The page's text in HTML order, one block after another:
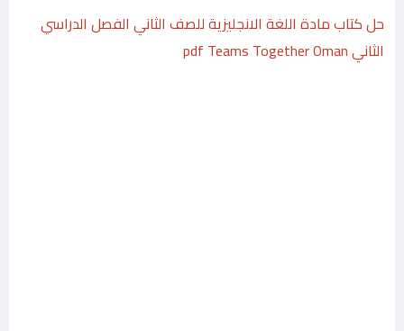
حل كتاب مادة اللغة الانجليزية للصف الثاني الفصل الدراسي
الثاني pdf Teams Together Oman